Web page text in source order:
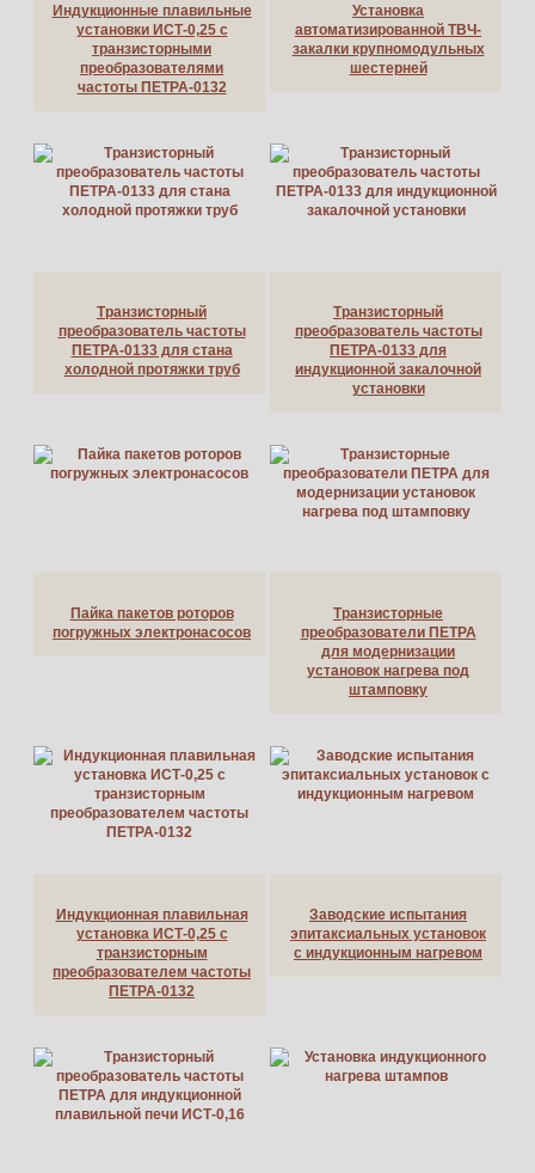
Индукционные плавильные
установки ИСТ-0,25 с
транзисторными
преобразователями
частоты ПЕТРА-0132
Установка
автоматизированной ТВЧ-
закалки крупномодульных
шестерней
Транзисторный
преобразователь частоты
ПЕТРА-0133 для стана
холодной протяжки труб
Транзисторный
преобразователь частоты
ПЕТРА-0133 для
индукционной закалочной
установки
Пайка пакетов роторов
погружных электронасосов
Транзисторные
преобразователи ПЕТРА
для модернизации
установок нагрева под
штамповку
Индукционная плавильная
установка ИСТ-0,25 с
транзисторным
преобразователем частоты
ПЕТРА-0132
Заводские испытания
эпитаксиальных установок
с индукционным нагревом